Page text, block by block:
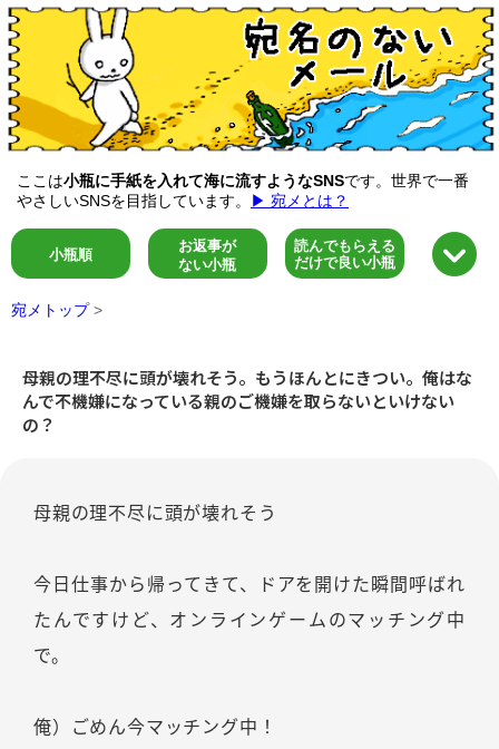
ここは小瓶に手紙を入れて海に流すようなSNSです。世界で一番
やさしいSNSを目指しています。
▶ 宛メとは？
小瓶順
お返事が
ない小瓶
読んでもらえる
だけで良い小瓶
宛メトップ >
母親の理不尽に頭が壊れそう。もうほんとにきつい。俺はな
んで不機嫌になっている親のご機嫌を取らないといけない
の？
母親の理不尽に頭が壊れそう
今日仕事から帰ってきて、ドアを開けた瞬間呼ばれ
たんですけど、オンラインゲームのマッチング中
で。
俺）ごめん今マッチング中！